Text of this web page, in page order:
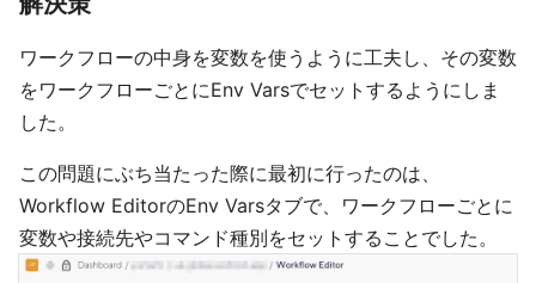
ワークフローの中身を変数を使うように工夫し、その変数
をワークフローごとにEnv Varsでセットするようにしま
した。
この問題にぶち当たった際に最初に行ったのは、
Workflow EditorのEnv Varsタブで、ワークフローごとに
変数や接続先やコマンド種別をセットすることでした。